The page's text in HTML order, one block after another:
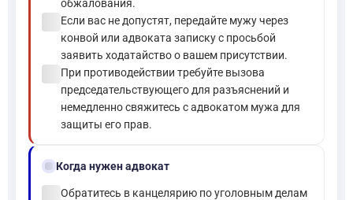
обжалования.
Если вас не допустят, передайте мужу через
конвой или адвоката записку с просьбой
заявить ходатайство о вашем присутствии.
При противодействии требуйте вызова
председательствующего для разъяснений и
немедленно свяжитесь с адвокатом мужа для
защиты его прав.
gavelКогда нужен адвокат
Обратитесь в канцелярию по уголовным делам